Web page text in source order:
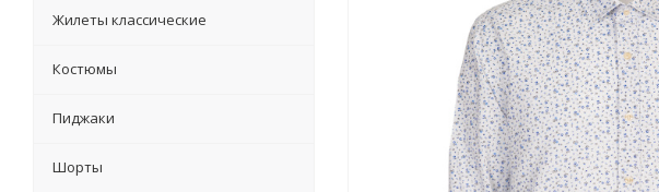
Жилеты классические
Костюмы
Пиджаки
Шорты